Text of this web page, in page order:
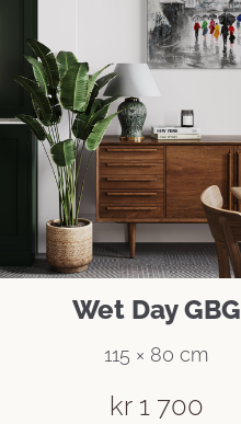
Wet Day GBG
115 × 80 cm
kr1 700